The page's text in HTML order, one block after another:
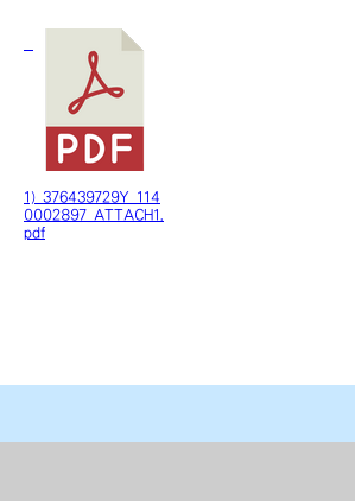
1) 376439729Y_114
0002897_ATTACH1.
pdf